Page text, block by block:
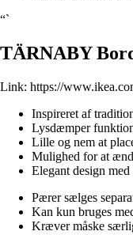
“`
TÄRNABY
Link: https://
Inspireret af
Lysdæmper
Lille og nem at
Mulighed for at
Elegant design
Pærer sælges
Kan kun bruges
Kræver måske